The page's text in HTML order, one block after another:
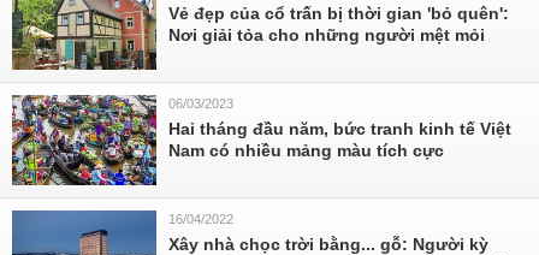
Vẻ đẹp của cổ trấn bị thời gian 'bỏ quên':
Nơi giải tỏa cho những người mệt mỏi
06/03/2023
Hai tháng đầu năm, bức tranh kinh tế Việt
Nam có nhiều mảng màu tích cực
16/04/2022
Xây nhà chọc trời bằng... gỗ: Người kỳ